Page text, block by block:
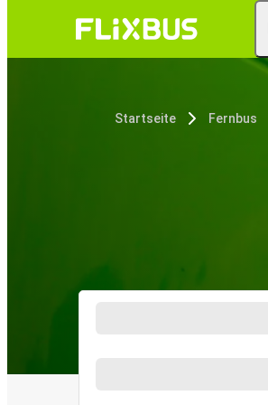
Startseite Fernbus